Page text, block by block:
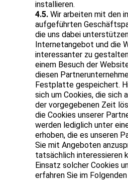
installieren.
4.5. Wir arbeiten mit den
aufgeführten
die uns dabei
Internetangebot und die
interessanter zu
einem Besuch der
diesen
Festplatte gespeichert.
sich um Cookies, die sich
der vorgegebenen Zeit
die Cookies unserer
werden lediglich unter
erhoben, die es unseren
Sie mit Angeboten
tatsächlich interessieren
Einsatz solcher Cookies
erfahren Sie im